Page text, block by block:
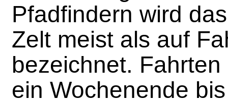
Pfadfindern wird
Zelt meist als auf
bezeichnet.
ein Wochenende